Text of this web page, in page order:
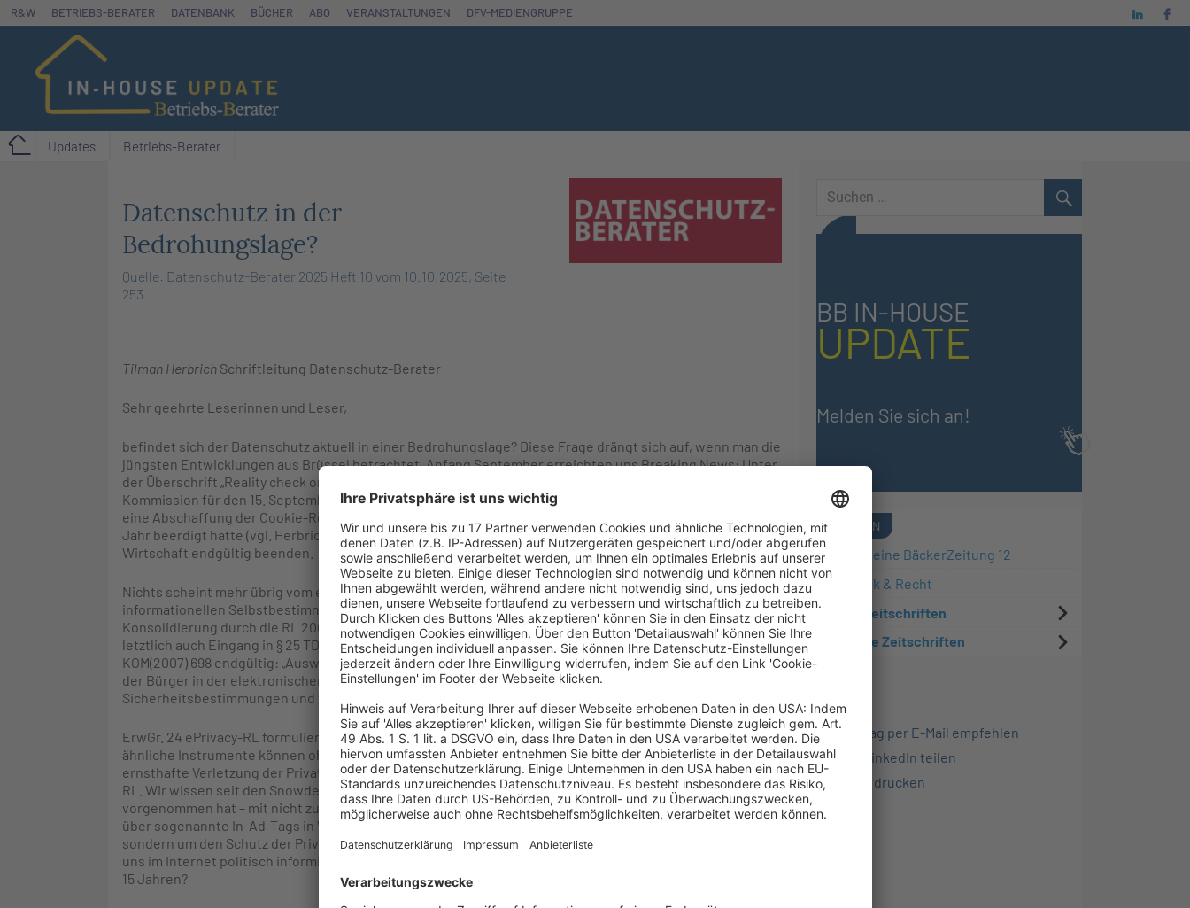
Zum
Inhalt
R&W BETRIEBS-BERATER DATENBANK BÜCHER ABO VERANSTALTUNGEN DFV-MEDIENGRUPPE
Updates Betriebs-Berater
Datenschutz in der
Bedrohungslage?
Quelle: Datenschutz-Berater 2025 Heft 10 vom 10.10.2025, Seite
253
Tilman Herbrich Schriftleitung Datenschutz-Berater
Sehr geehrte Leserinnen und Leser,
befindet sich der Datenschutz aktuell in einer Bedrohungslage? Diese Frage drängt sich auf, wenn man die
jüngsten Entwicklungen aus Brüssel betrachtet. Anfang September erreichten uns Breaking News: Unter
der Überschrift „Reality check on the Cookie Policy Framework under Article 5(3) ePrivacy Directive“ hat die
Kommission für den 15. September zur Anhörung geladen. Aus Brüsseler Kreisen hört man, dass sogar
eine Abschaffung der Cookie-Regelung debattiert wird, nachdem man die ePrivacy-VO im vergangenen
Jahr beerdigt hatte (vgl. Herbrich DSB 2023, 317). Man wolle nun die „Cookie-Fatigue“ zum Schutz der
Wirtschaft endgültig beenden.
Nichts scheint mehr übrig vom einstigen Geiste der Kommission, den unzureichenden Schutz der
informationellen Selbstbestimmung aufgrund der Widerspruchslösung in Art. 5 Abs. 3 RL 2002/58/EG mit
Konsolidierung durch die RL 2009/136/EG durch ein striktes Einwilligungserfordernis abzulösen, das so
letztlich auch Eingang in § 25 TDDDG gefunden hat. Kernanliegen der Reform im Jahr 2009 war laut
KOM(2007) 698 endgültig: „Ausweitung des Schutzes der Privatsphäre und der personenbezogenen Daten
der Bürger in der elektronischen Kommunikation, insbesondere durch verschärfte
Sicherheitsbestimmungen und verbesserte Durchsetzungsmechanismen.“
ErwGr. 24 ePrivacy-RL formuliert es unmissverständlich: „Spyware, Web-Bugs, Hidden Identifiers und
ähnliche Instrumente können ohne das Wissen des Nutzers in dessen Endgerät eindringen und eine
ernsthafte Verletzung der Privatsphäre darstellen.“ Dazu zählen auch Cookies, ergänzt ErwGr. 25 ePrivacy-
RL. Wir wissen seit den Snowden-Enthüllungen, dass die NSA auch über Cookies Nachverfolgungen
vorgenommen hat – mit nicht zu unterschätzendem Erfolg. Ein Klick auf eine Werbeanzeige kann Spyware
über sogenannte In-Ad-Tags in Werbemitteln installieren. Bei Cookies geht es nicht um kleine Textdateien,
sondern um den Schutz der Privatsphäre vor permanenter Identifizierung und Profilierung während wir
uns im Internet politisch informieren oder sensibel einkaufen. Was daran ist heute weniger wichtig als vor
15 Jahren?
BB IN-HOUSE
UPDATE
Melden Sie sich an!
QUELLEN
Allgemeine BäckerZeitung 12
Logistik & Recht
R&W Zeitschriften
Weitere Zeitschriften
Beitrag per E-Mail empfehlen
Auf LinkedIn teilen
Seite drucken